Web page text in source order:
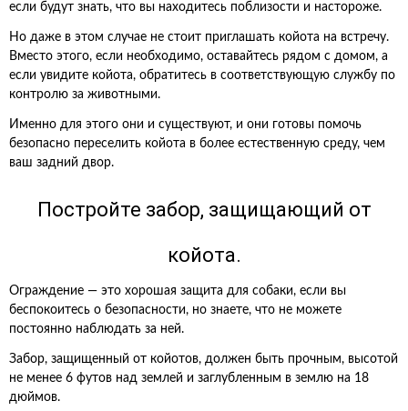
если будут знать, что вы находитесь поблизости и настороже.
Но даже в этом случае не стоит приглашать койота на встречу.
Вместо этого, если необходимо, оставайтесь рядом с домом, а
если увидите койота, обратитесь в соответствующую службу по
контролю за животными.
Именно для этого они и существуют, и они готовы помочь
безопасно переселить койота в более естественную среду, чем
ваш задний двор.
Постройте забор, защищающий от
койота.
Ограждение — это хорошая защита для собаки, если вы
беспокоитесь о безопасности, но знаете, что не можете
постоянно наблюдать за ней.
Забор, защищенный от койотов, должен быть прочным, высотой
не менее 6 футов над землей и заглубленным в землю на 18
дюймов.